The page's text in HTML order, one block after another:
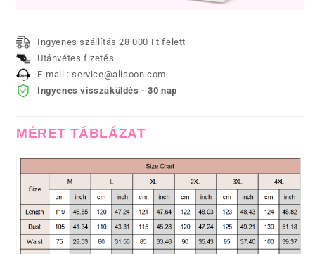
Ingyenes szállítás 28 000 Ft felett
Utánvétes fizetés
E-mail : service@alisoon.com
Ingyenes visszaküldés - 30 nap
MÉRET TÁBLÁZAT